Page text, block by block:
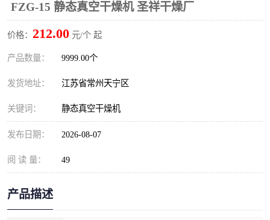
FZG-15 静态真空干燥机 圣祥干燥厂
价格： 212.00 元/个 起
产品数量： 9999.00个
发货地址： 江苏省常州天宁区
关键词： 静态真空干燥机
发布日期： 2026-08-07
阅 读 量： 49
产品描述